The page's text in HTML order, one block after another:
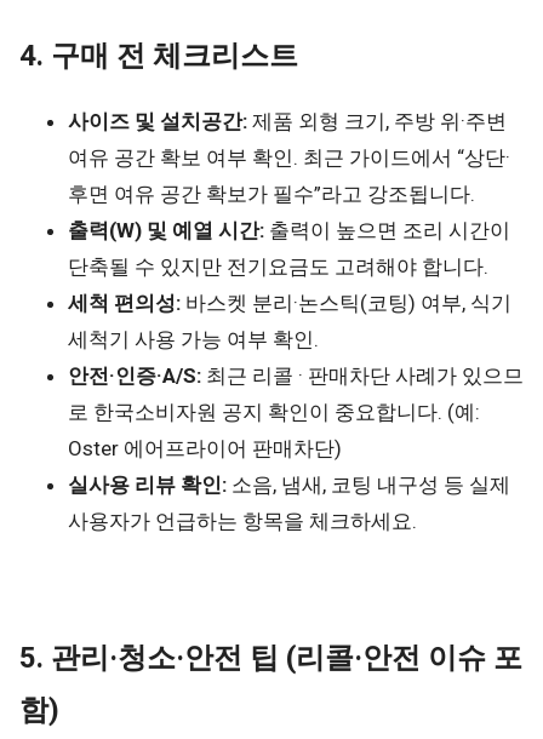
4. 구매 전 체크리스트
사이즈 및 설치공간: 제품 외형 크기, 주방 위·주변
여유 공간 확보 여부 확인. 최근 가이드에서 “상단·
후면 여유 공간 확보가 필수”라고 강조됩니다.
출력(W) 및 예열 시간: 출력이 높으면 조리 시간이
단축될 수 있지만 전기요금도 고려해야 합니다.
세척 편의성: 바스켓 분리·논스틱(코팅) 여부, 식기
세척기 사용 가능 여부 확인.
안전·인증·A/S: 최근 리콜 · 판매차단 사례가 있으므
로 한국소비자원 공지 확인이 중요합니다. (예:
Oster 에어프라이어 판매차단)
실사용 리뷰 확인: 소음, 냄새, 코팅 내구성 등 실제
사용자가 언급하는 항목을 체크하세요.
5. 관리·청소·안전 팁 (리콜·안전 이슈 포
함)